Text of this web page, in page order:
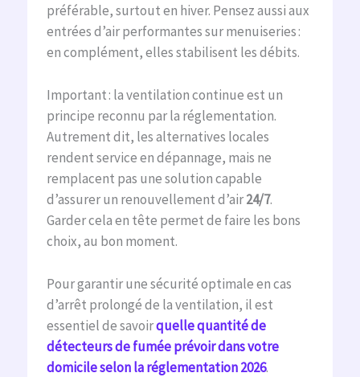
préférable, surtout en hiver. Pensez aussi aux
entrées d’air performantes sur menuiseries :
en complément, elles stabilisent les débits.
Important : la ventilation continue est un
principe reconnu par la réglementation.
Autrement dit, les alternatives locales
rendent service en dépannage, mais ne
remplacent pas une solution capable
d’assurer un renouvellement d’air24/7.
Garder cela en tête permet de faire les bons
choix, au bon moment.
Pour garantir une sécurité optimale en cas
d’arrêt prolongé de la ventilation, il est
essentiel de savoirquelle quantité de
détecteurs de fumée prévoir dans votre
domicile selon la réglementation 2026.